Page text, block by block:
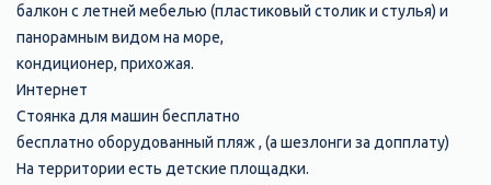
балкон с летней мебелью (пластиковый столик и стулья) и
панорамным видом на море,
кондиционер, прихожая.
Интернет
Стоянка для машин бесплатно
бесплатно оборудованный пляж , (а шезлонги за допплату)
На территории есть детские площадки.